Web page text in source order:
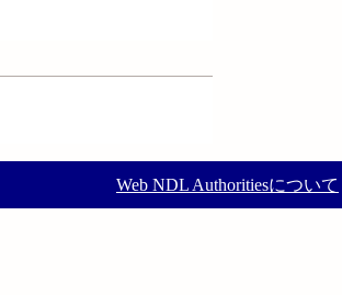
Web NDL Authoritiesについて